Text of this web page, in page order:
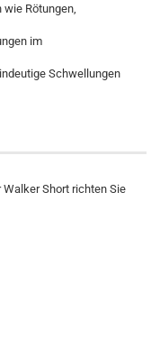
wie Rötungen,
im
Schwellungen
Short richten Sie